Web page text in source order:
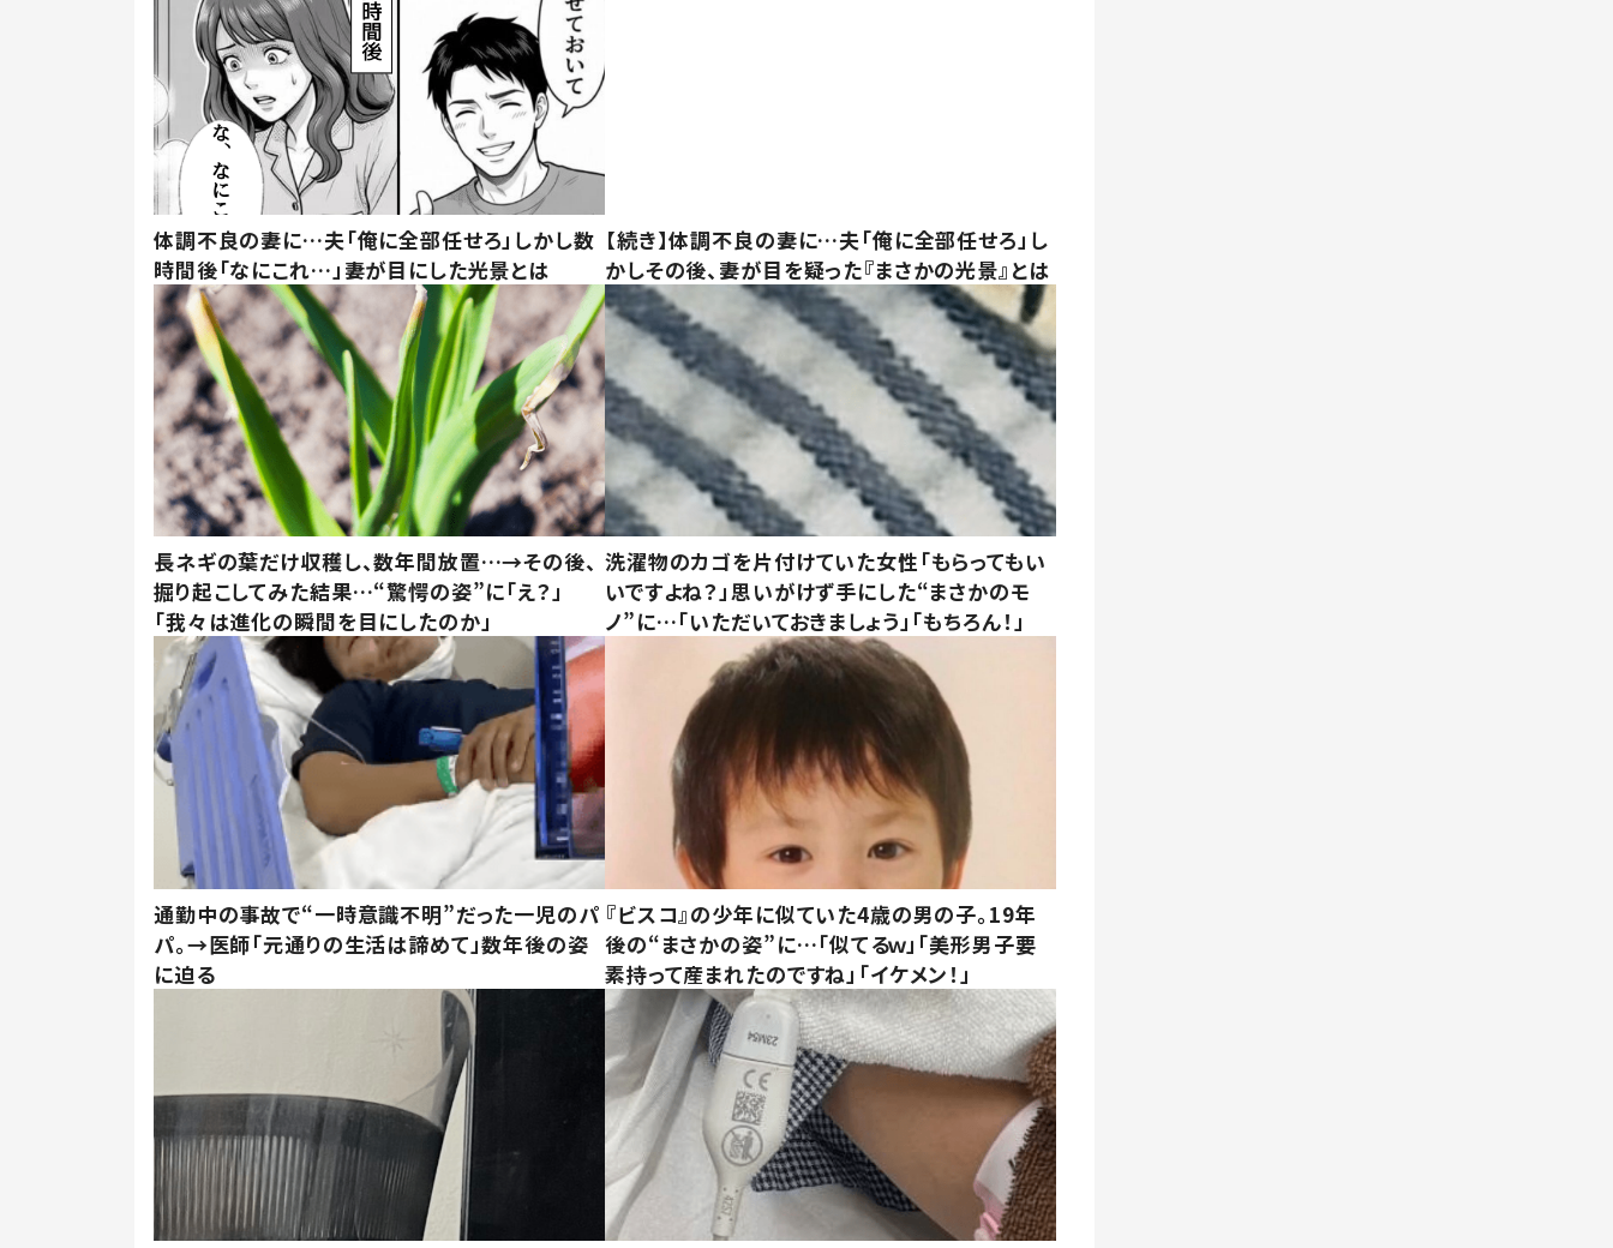
体調不良の妻に…夫「俺に全部任せろ」しかし数
時間後「なにこれ…」妻が目にした光景とは
【続き】体調不良の妻に…夫「俺に全部任せろ」し
かしその後、妻が目を疑った『まさかの光景』とは
長ネギの葉だけ収穫し、数年間放置…→その後、
掘り起こしてみた結果…“驚愕の姿”に「え？」
「我々は進化の瞬間を目にしたのか」
洗濯物のカゴを片付けていた女性「もらってもい
いですよね？」思いがけず手にした“まさかのモ
ノ”に…「いただいておきましょう」「もちろん！」
通勤中の事故で“一時意識不明”だった一児のパ
パ。→医師「元通りの生活は諦めて」数年後の姿
に迫る
『ビスコ』の少年に似ていた4歳の男の子。19年
後の“まさかの姿”に…「似てるｗ」「美形男子要
素持って産まれたのですね」「イケメン！」